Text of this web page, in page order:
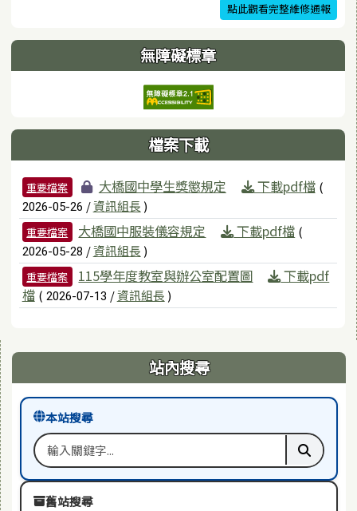
點此觀看完整維修通報
無障礙標章
檔案下載
檔案列表
重要檔案 大橋國中學生獎懲規定 下載pdf檔 (
2026-05-26 /資訊組長 )
重要檔案 大橋國中服裝儀容規定 下載pdf檔 (
2026-05-28 /資訊組長 )
重要檔案 115學年度教室與辦公室配置圖
下載pdf
檔 ( 2026-07-13 /資訊組長 )
右邊區域內容 站內搜尋
本站搜尋
搜尋關鍵字 執行本
舊站搜尋